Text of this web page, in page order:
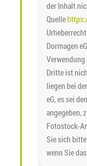
der Inhalt
Quelle
Dormagen
Verwendung
Dritte ist
liegen bei
eG, es sei
angegeben,
Fotostock-
Sie sich
wenn Sie